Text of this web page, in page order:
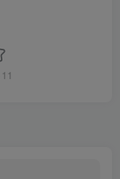
11